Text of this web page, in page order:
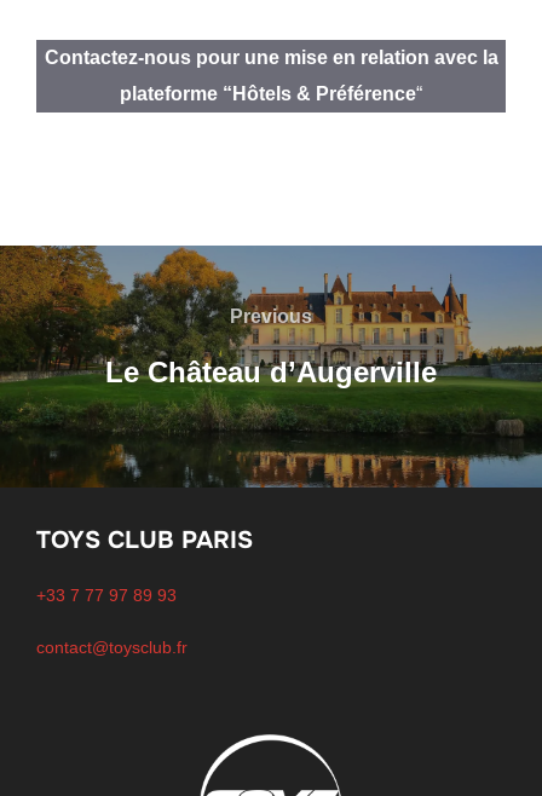
Contactez-nous pour une mise en relation avec la
plateforme “Hôtels & Préférence“
Navigation
de
l’article
Previous
Previous
Le Château d’Augerville
TOYS CLUB PARIS
+33 7 77 97 89 93
contact@toysclub.fr